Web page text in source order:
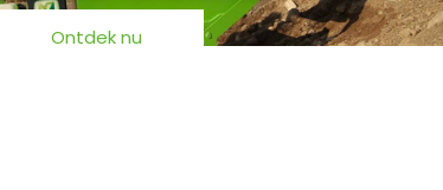
Ontdek nu